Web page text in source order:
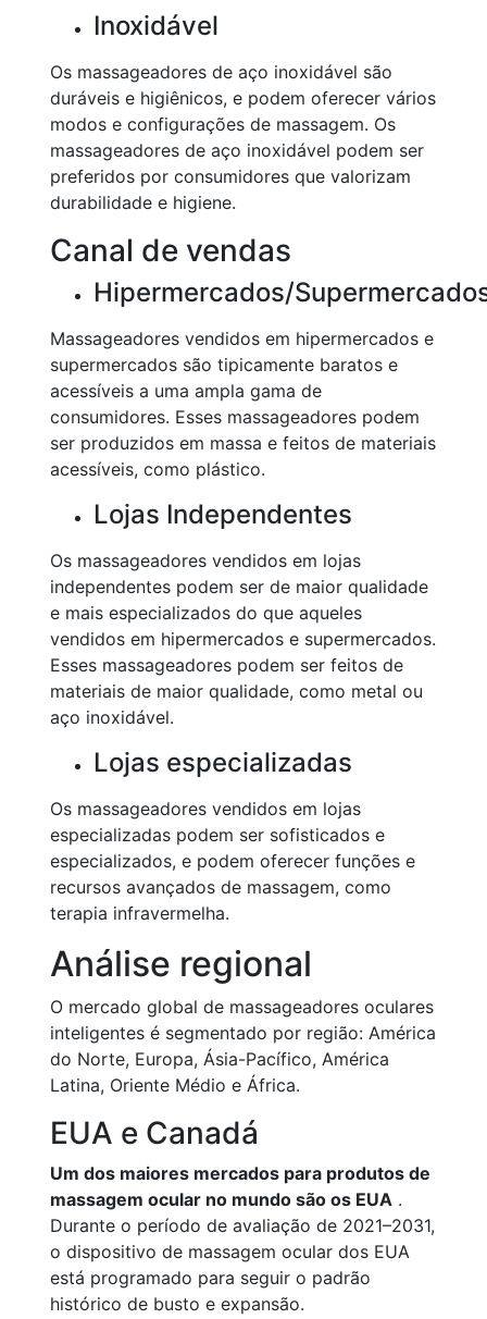
Inoxidável
Os massageadores de aço inoxidável são
duráveis e higiênicos, e podem oferecer vários
modos e configurações de massagem. Os
massageadores de aço inoxidável podem ser
preferidos por consumidores que valorizam
durabilidade e higiene.
Canal de vendas
Hipermercados/
Massageadores vendidos em hipermercados e
supermercados são tipicamente baratos e
acessíveis a uma ampla gama de
consumidores. Esses massageadores podem
ser produzidos em massa e feitos de materiais
acessíveis, como plástico.
Lojas Independentes
Os massageadores vendidos em lojas
independentes podem ser de maior qualidade
e mais especializados do que aqueles
vendidos em hipermercados e supermercados.
Esses massageadores podem ser feitos de
materiais de maior qualidade, como metal ou
aço inoxidável.
Lojas especializadas
Os massageadores vendidos em lojas
especializadas podem ser sofisticados e
especializados, e podem oferecer funções e
recursos avançados de massagem, como
terapia infravermelha.
Análise regional
O mercado global de massageadores oculares
inteligentes é segmentado por região: América
do Norte, Europa, Ásia-Pacífico, América
Latina, Oriente Médio e África.
EUA e Canadá
Um dos maiores mercados para produtos de
massagem ocular no mundo são os EUA .
Durante o período de avaliação de 2021–2031,
o dispositivo de massagem ocular dos EUA
está programado para seguir o padrão
histórico de busto e expansão.